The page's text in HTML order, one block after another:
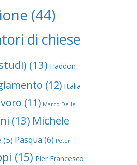
(44)
di chiese
(13) Haddon
(12) Italia
(11) Marco Delle
(13) Michele
(5) Pasqua (6) Peter
(15) Pier Francesco